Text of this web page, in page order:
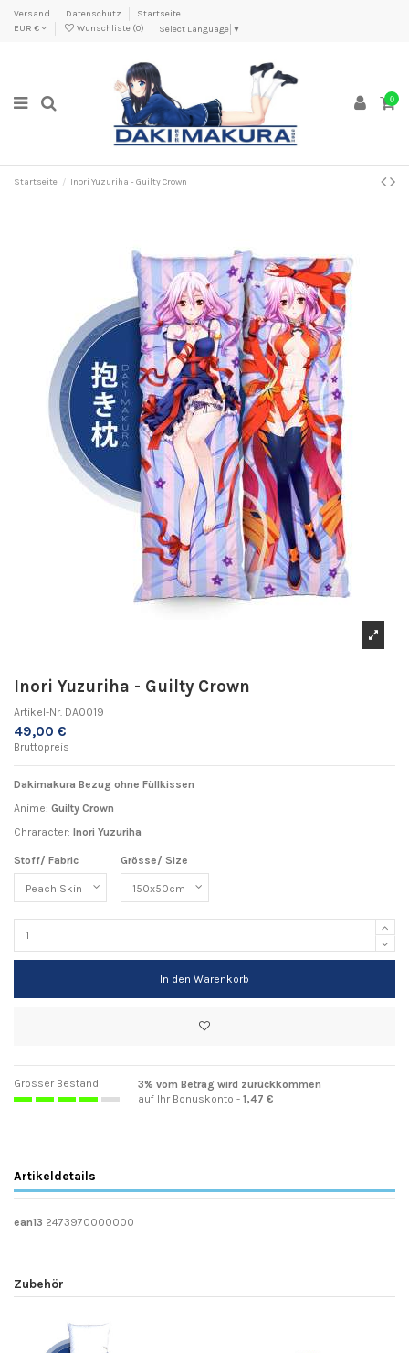
Versand Datenschutz
Startseite
EUR €
Wunschliste (0) Select Language ▼
0
Startseite Inori Yuzuriha - Guilty Crown
Inori Yuzuriha - Guilty Crown
Artikel-Nr. DA0019
49,00 €
Bruttopreis
Dakimakura Bezug ohne Füllkissen
Anime: Guilty Crown
Chraracter: Inori Yuzuriha
Stoff/ Fabric Grösse/ Size
In den Warenkorb
Grosser Bestand
3% vom Betrag wird zurückkommen
auf Ihr Bonuskonto - 1,47 €
Artikeldetails
ean13 2473970000000
Zubehör